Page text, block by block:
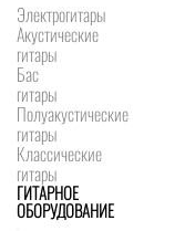
Электрогитары
Акустические
гитары
Бас
гитары
Полуакустические
гитары
Классические
гитары
ГИТАРНОЕ
ОБОРУДОВАНИЕ